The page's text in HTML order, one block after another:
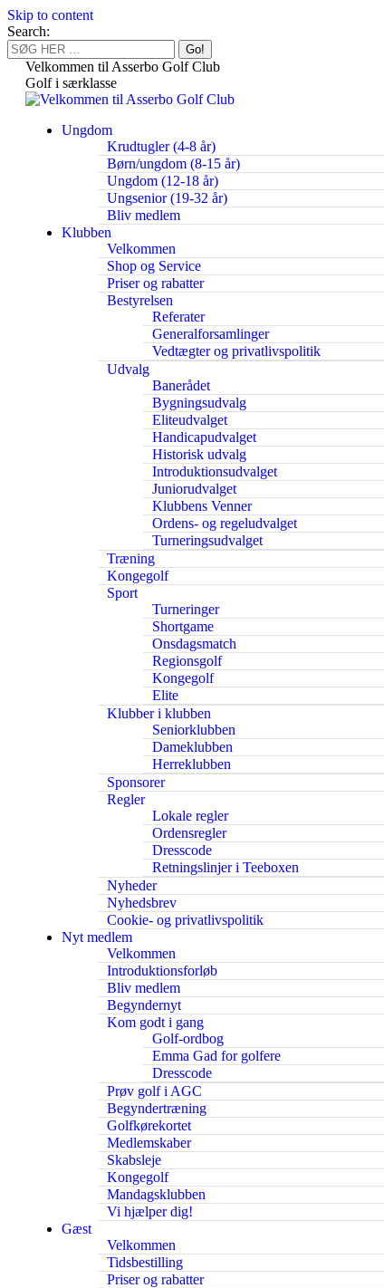
Skip to content
Search:
Velkommen til Asserbo Golf Club
Golf i særklasse
Ungdom
Krudtugler (4-8 år)
Børn/ungdom (8-15 år)
Ungdom (12-18 år)
Ungsenior (19-32 år)
Bliv medlem
Klubben
Velkommen
Shop og Service
Priser og rabatter
Bestyrelsen
Referater
Generalforsamlinger
Vedtægter og privatlivspolitik
Udvalg
Banerådet
Bygningsudvalg
Eliteudvalget
Handicapudvalget
Historisk udvalg
Introduktionsudvalget
Juniorudvalget
Klubbens Venner
Ordens- og regeludvalget
Turneringsudvalget
Træning
Kongegolf
Sport
Turneringer
Shortgame
Onsdagsmatch
Regionsgolf
Kongegolf
Elite
Klubber i klubben
Seniorklubben
Dameklubben
Herreklubben
Sponsorer
Regler
Lokale regler
Ordensregler
Dresscode
Retningslinjer i Teeboxen
Nyheder
Nyhedsbrev
Cookie- og privatlivspolitik
Nyt medlem
Velkommen
Introduktionsforløb
Bliv medlem
Begyndernyt
Kom godt i gang
Golf-ordbog
Emma Gad for golfere
Dresscode
Prøv golf i AGC
Begyndertræning
Golfkørekortet
Medlemskaber
Skabsleje
Kongegolf
Mandagsklubben
Vi hjælper dig!
Gæst
Velkommen
Tidsbestilling
Priser og rabatter